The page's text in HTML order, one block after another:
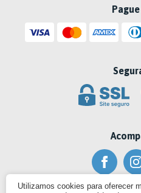
Utilizamos cookies para oferecer